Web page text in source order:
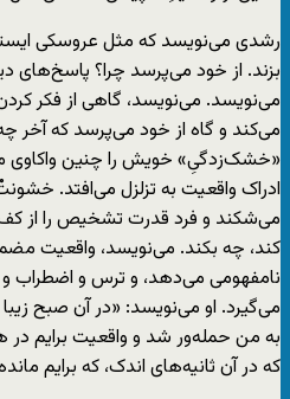
رشدی می‌نویسد که مثل عروسکی‌
بزند. از خود می‌پرسد چرا؟ پاسخ‌های
می‌نویسد. می‌نویسد، گاهی از فکر
می‌کند و گاه از خود می‌پرسد که
«خشک‌زدگیِ» خویش را چنین واکاوی
ادراک واقعیت به تزلزل می‌افتد.
می‌شکند و فرد قدرت تشخیص را از
کند، چه بکند. می‌نویسد، واقعیت
نامفهومی می‌دهد، و ترس و اضطراب
می‌گیرد. او می‌نویسد: «در آن صبح
به من حمله‌ور شد و واقعیت برایم
که در آن ثانیه‌های اندک، که برایم